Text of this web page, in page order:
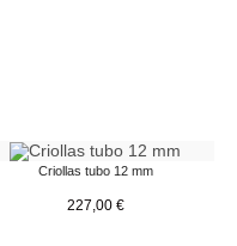
Criollas tubo 12 mm
227,00 €